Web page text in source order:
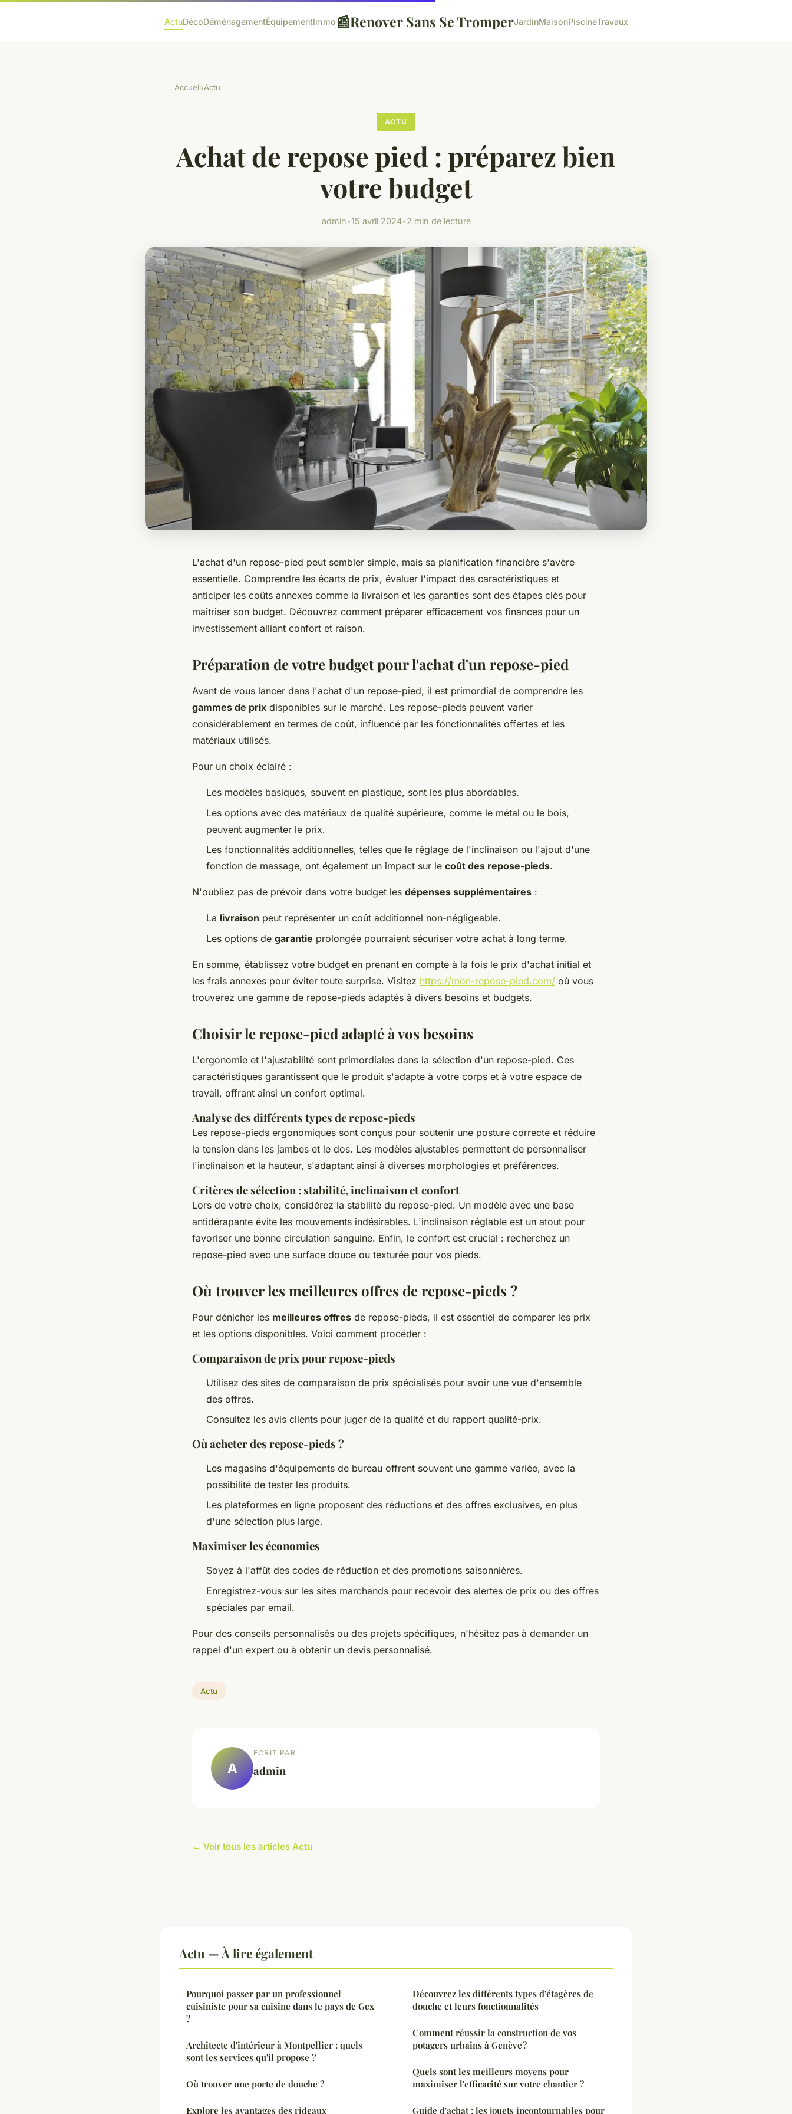
ActuDécoDéménagementÉquipementImmo 📰Renover Sans Se TromperJardinMaisonPiscineTravaux
Accueil›Actu
ACTU
Achat de repose pied : préparez bien
votre budget
admin•15 avril 2024•2 min de lecture
L'achat d'un repose-pied peut sembler simple, mais sa planification financière s'avère
essentielle. Comprendre les écarts de prix, évaluer l'impact des caractéristiques et
anticiper les coûts annexes comme la livraison et les garanties sont des étapes clés pour
maîtriser son budget. Découvrez comment préparer efficacement vos finances pour un
investissement alliant confort et raison.
Préparation de votre budget pour l'achat d'un repose-pied
Avant de vous lancer dans l'achat d'un repose-pied, il est primordial de comprendre les
gammes de prix disponibles sur le marché. Les repose-pieds peuvent varier
considérablement en termes de coût, influencé par les fonctionnalités offertes et les
matériaux utilisés.
Pour un choix éclairé :
Les modèles basiques, souvent en plastique, sont les plus abordables.
Les options avec des matériaux de qualité supérieure, comme le métal ou le bois,
peuvent augmenter le prix.
Les fonctionnalités additionnelles, telles que le réglage de l'inclinaison ou l'ajout d'une
fonction de massage, ont également un impact sur le coût des repose-pieds.
N'oubliez pas de prévoir dans votre budget les dépenses supplémentaires :
La livraison peut représenter un coût additionnel non-négligeable.
Les options de garantie prolongée pourraient sécuriser votre achat à long terme.
En somme, établissez votre budget en prenant en compte à la fois le prix d'achat initial et
les frais annexes pour éviter toute surprise. Visitez https://mon-repose-pied.com/ où vous
trouverez une gamme de repose-pieds adaptés à divers besoins et budgets.
Choisir le repose-pied adapté à vos besoins
L'ergonomie et l'ajustabilité sont primordiales dans la sélection d'un repose-pied. Ces
caractéristiques garantissent que le produit s'adapte à votre corps et à votre espace de
travail, offrant ainsi un confort optimal.
Analyse des différents types de repose-pieds
Les repose-pieds ergonomiques sont conçus pour soutenir une posture correcte et réduire
la tension dans les jambes et le dos. Les modèles ajustables permettent de personnaliser
l'inclinaison et la hauteur, s'adaptant ainsi à diverses morphologies et préférences.
Critères de sélection : stabilité, inclinaison et confort
Lors de votre choix, considérez la stabilité du repose-pied. Un modèle avec une base
antidérapante évite les mouvements indésirables. L'inclinaison réglable est un atout pour
favoriser une bonne circulation sanguine. Enfin, le confort est crucial : recherchez un
repose-pied avec une surface douce ou texturée pour vos pieds.
Où trouver les meilleures offres de repose-pieds ?
Pour dénicher les meilleures offres de repose-pieds, il est essentiel de comparer les prix
et les options disponibles. Voici comment procéder :
Comparaison de prix pour repose-pieds
Utilisez des sites de comparaison de prix spécialisés pour avoir une vue d'ensemble
des offres.
Consultez les avis clients pour juger de la qualité et du rapport qualité-prix.
Où acheter des repose-pieds ?
Les magasins d'équipements de bureau offrent souvent une gamme variée, avec la
possibilité de tester les produits.
Les plateformes en ligne proposent des réductions et des offres exclusives, en plus
d'une sélection plus large.
Maximiser les économies
Soyez à l'affût des codes de réduction et des promotions saisonnières.
Enregistrez-vous sur les sites marchands pour recevoir des alertes de prix ou des offres
spéciales par email.
Pour des conseils personnalisés ou des projets spécifiques, n'hésitez pas à demander un
rappel d'un expert ou à obtenir un devis personnalisé.
Actu
A
ECRIT PAR
admin
← Voir tous les articles Actu
Actu — À lire également
Pourquoi passer par un professionnel
cuisiniste pour sa cuisine dans le pays de Gex
?
Architecte d'intérieur à Montpellier : quels
sont les services qu'il propose ?
Où trouver une porte de douche ?
Explore les avantages des rideaux
Découvrez les différents types d'étagères de
douche et leurs fonctionnalités
Comment réussir la construction de vos
potagers urbains à Genève ?
Quels sont les meilleurs moyens pour
maximiser l'efficacité sur votre chantier ?
Guide d'achat : les jouets incontournables pour